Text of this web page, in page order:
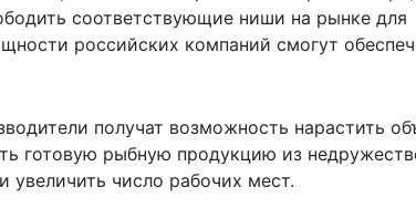
соответствующие ниши на рынке для
российских компаний смогут
получат возможность нарастить
готовую рыбную продукцию из
увеличить число рабочих мест.